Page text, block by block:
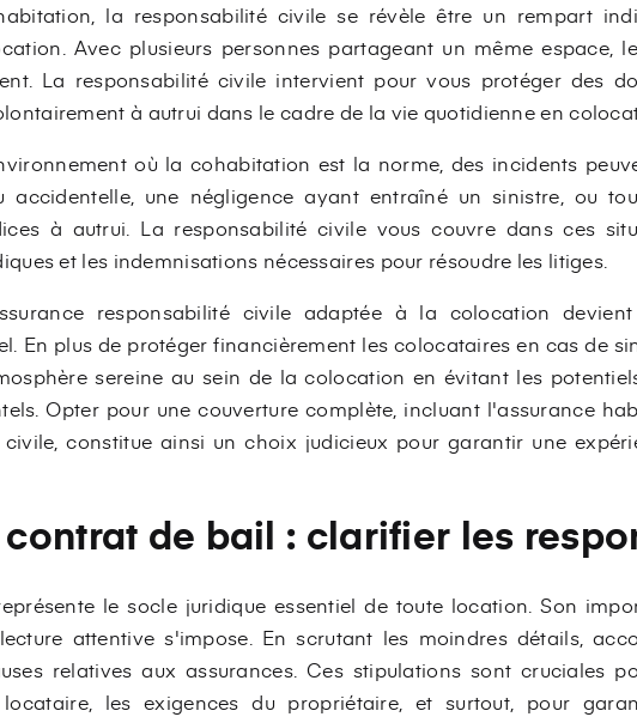
la responsabilité civile se révèle être un rempart
Avec plusieurs personnes partageant un même espace,
La responsabilité civile intervient pour vous protéger des
à autrui dans le cadre de la vie quotidienne en
où la cohabitation est la norme, des incidents
accidentelle, une négligence ayant entraîné un sinistre, ou
à autrui. La responsabilité civile vous couvre dans ces
et les indemnisations nécessaires pour résoudre les litiges.
responsabilité civile adaptée à la colocation
En plus de protéger financièrement les colocataires en cas de
sereine au sein de la colocation en évitant les
Opter pour une couverture complète, incluant l'assurance
constitue ainsi un choix judicieux pour garantir une
contrat de bail : clarifier les
le socle juridique essentiel de toute location. Son
attentive s'impose. En scrutant les moindres détails,
relatives aux assurances. Ces stipulations sont cruciales
les exigences du propriétaire, et surtout, pour